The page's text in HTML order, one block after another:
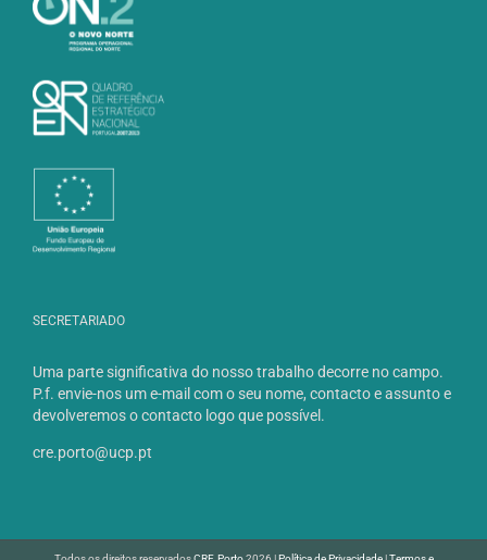
SECRETARIADO
Uma parte significativa do nosso trabalho decorre no campo.
P.f. envie-nos um e-mail com o seu nome, contacto e assunto e
devolveremos o contacto logo que possível.
cre.porto@ucp.pt